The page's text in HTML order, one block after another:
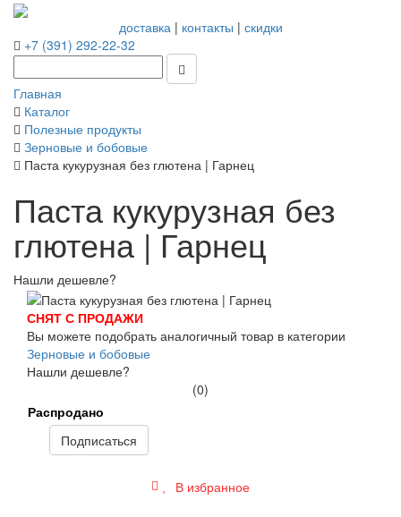
доставка| контакты | скидки
+7 (391) 292-22-32
Главная
Каталог
Полезные продукты
Зерновые и бобовые
Паста кукурузная без глютена | Гарнец
Паста кукурузная без
глютена | Гарнец
Нашли дешевле?
СНЯТ С ПРОДАЖИ
Вы можете подобрать аналогичный товар в категории
Зерновые и бобовые
Нашли дешевле?
(0)
Распродано
Подписаться
В избранное